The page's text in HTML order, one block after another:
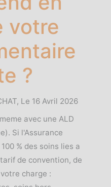
votre
?
Le 16 Avril 2026
avec une ALD
Si l'Assurance
% des soins lies a
de convention, de
charge :